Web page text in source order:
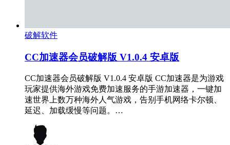
破解软件
CC加速器会员破解版 V1.0.4 安卓版
CC加速器会员破解版 V1.0.4 安卓版 CC加速器是为游戏
玩家提供海外游戏免费加速服务的手游加速器，一键加
速世界上数万种海外人气游戏，告别手机网络卡尔顿、
延迟、加载缓慢等问题。…